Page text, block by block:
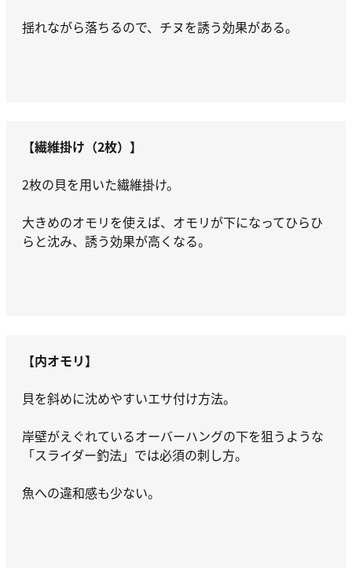
揺れながら落ちるので、チヌを誘う効果がある。
【繊維掛け（2枚）】
2枚の貝を用いた繊維掛け。
大きめのオモリを使えば、オモリが下になってひらひ
らと沈み、誘う効果が高くなる。
【内オモリ】
貝を斜めに沈めやすいエサ付け方法。
岸壁がえぐれているオーバーハングの下を狙うような
「スライダー釣法」では必須の刺し方。
魚への違和感も少ない。